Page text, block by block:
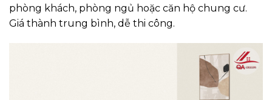
phòng khách, phòng ngủ hoặc căn hộ chung cư.
Giá thành trung bình, dễ thi công.